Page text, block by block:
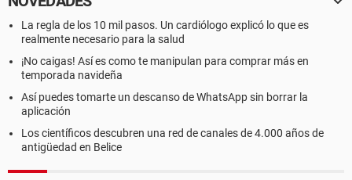
La regla de los 10 mil pasos. Un cardiólogo explicó lo que es
realmente necesario para la salud
¡No caigas! Así es como te manipulan para comprar más en
temporada navideña
Así puedes tomarte un descanso de WhatsApp sin borrar la
aplicación
Los científicos descubren una red de canales de 4.000 años de
antigüedad en Belice